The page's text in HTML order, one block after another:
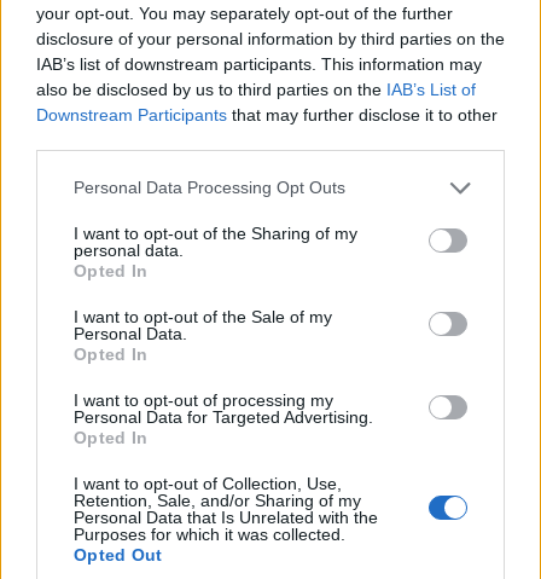
your opt-out. You may separately opt-out of the further
disclosure of your personal information by third parties on the
IAB’s list of downstream participants. This information may
also be disclosed by us to third parties on the IAB’s List of
Downstream Participants that may further disclose it to other
Please note that this website/app uses one or more Google
not limited to your visit or usage behaviour. You may click to
grant or deny consent to Google and its third-party tags to
use your data for below specified purposes in below Google
consent section.
Personal Data Processing Opt Outs
I want to opt-out of the Sharing of my
personal data.
Opted In
I want to opt-out of the Sale of my
Personal Data.
Opted In
I want to opt-out of processing my
Personal Data for Targeted Advertising.
Opted In
I want to opt-out of Collection, Use,
Retention, Sale, and/or Sharing of my
Personal Data that Is Unrelated with the
Purposes for which it was collected.
Opted Out
szükség van nemcsak a piacon, hanem társadalmilag is a
szakmai közösségünk által képviselt értékekre és
összefogásra, mivel ezek túlmutatnak a
munkakapcsolatokon. Tagjaink a mindennapokban is
együttműködés zajlik, amely természetesen vezetői
munkájában is mindenkit inspirál. Így jöhet akármilyen
krízis, az MVISZ erős közössége képes megküzdeni vele.